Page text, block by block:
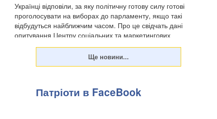
Українці відповіли, за яку політичну готову силу готові
проголосувати на виборах до парламенту, якщо такі
відбудуться найближчим часом. Про це свідчать дані
опитування Центру соціальних та маркетингових
Патріоти в FaceBook